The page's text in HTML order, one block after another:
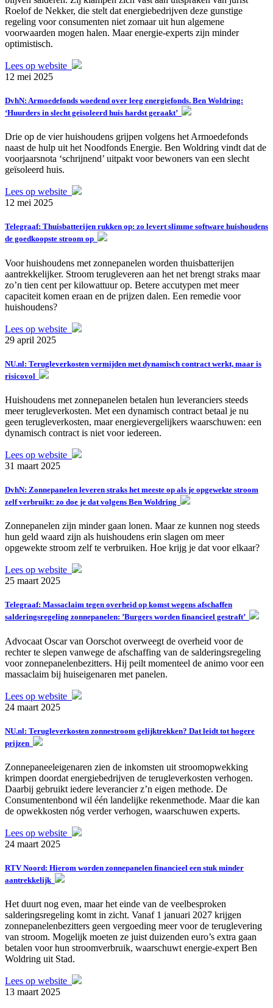
Roelof de Nekker, die stelt dat energiebedrijven deze gunstige
regeling voor consumenten niet zomaar uit hun algemene
voorwaarden mogen halen. Maar energie-experts zijn minder
optimistisch.
Lees op website
12 mei 2025
DvhN: Armoedefonds woedend over leeg energiefonds. Ben Woldring:
‘Huurders in slecht geïsoleerd huis hardst geraakt’
Drie op de vier huishoudens grijpen volgens het Armoedefonds
naast de hulp uit het Noodfonds Energie. Ben Woldring vindt dat de
voorjaarsnota ‘schrijnend’ uitpakt voor bewoners van een slecht
geïsoleerd huis.
Lees op website
12 mei 2025
Telegraaf: Thuisbatterijen rukken op: zo levert slimme software huishoudens
de goedkoopste stroom op
Voor huishoudens met zonnepanelen worden thuisbatterijen
aantrekkelijker. Stroom terugleveren aan het net brengt straks maar
zo’n tien cent per kilowattuur op. Betere accutypen met meer
capaciteit komen eraan en de prijzen dalen. Een remedie voor
huishoudens?
Lees op website
29 april 2025
NU.nl: Terugleverkosten vermijden met dynamisch contract werkt, maar is
risicovol
Huishoudens met zonnepanelen betalen hun leveranciers steeds
meer terugleverkosten. Met een dynamisch contract betaal je nu
geen terugleverkosten, maar energievergelijkers waarschuwen: een
dynamisch contract is niet voor iedereen.
Lees op website
31 maart 2025
DvhN: Zonnepanelen leveren straks het meeste op als je opgewekte stroom
zelf verbruikt: zo doe je dat volgens Ben Woldring
Zonnepanelen zijn minder gaan lonen. Maar ze kunnen nog steeds
hun geld waard zijn als huishoudens erin slagen om meer
opgewekte stroom zelf te verbruiken. Hoe krijg je dat voor elkaar?
Lees op website
25 maart 2025
Telegraaf: Massaclaim tegen overheid op komst wegens afschaffen
salderingsregeling zonnepanelen: ’Burgers worden financieel gestraft’
Advocaat Oscar van Oorschot overweegt de overheid voor de
rechter te slepen vanwege de afschaffing van de salderingsregeling
voor zonnepanelenbezitters. Hij peilt momenteel de animo voor een
massaclaim bij huiseigenaren met panelen.
Lees op website
24 maart 2025
NU.nl: Terugleverkosten zonnestroom gelijktrekken? Dat leidt tot hogere
prijzen
Zonnepaneeleigenaren zien de inkomsten uit stroomopwekking
krimpen doordat energiebedrijven de terugleverkosten verhogen.
Daarbij gebruikt iedere leverancier z’n eigen methode. De
Consumentenbond wil één landelijke rekenmethode. Maar die kan
de opwekkosten nóg verder verhogen, waarschuwen experts.
Lees op website
24 maart 2025
RTV Noord: Hierom worden zonnepanelen financieel een stuk minder
aantrekkelijk
Het duurt nog even, maar het einde van de veelbesproken
salderingsregeling komt in zicht. Vanaf 1 januari 2027 krijgen
zonnepanelenbezitters geen vergoeding meer voor de teruglevering
van stroom. Mogelijk moeten ze juist duizenden euro’s extra gaan
betalen voor hun stroomverbruik, waarschuwt energie-expert Ben
Woldring uit Stad.
Lees op website
13 maart 2025